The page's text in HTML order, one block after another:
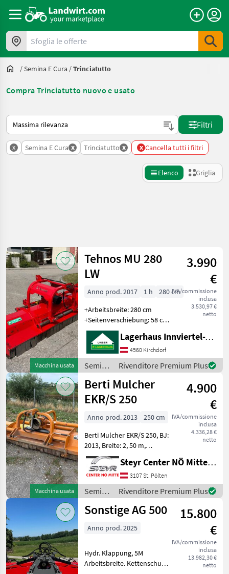
Sfoglia le offerte
/Semina E Cura /Trinciatutto
Compra Trinciatutto nuovo e usato
Ecco come viene ordinato su Landwirt.com
Filtri
x Semina E Cura x Trinciatutto x x Cancella tutti i filtri
Elenco Griglia
ricerca
Categoria 3 Paese
PERCORSO
ATTUALE
Settore
agricolo
Semina
E Cura
Trinciatutto
SCEGLI
CATEGORIA
Sonstige
58
Tehnos
25
Vigolo
20
Berti
14
Ino
11
Mostra
tutti
Reimposta
Mostra
205
risultati
Macchina usata
Tehnos MU 280
LW
3.990
€
IVA/commissione
inclusa
3.530,97 €
netto
Anno prod. 2017 1 h
280 cm
+Arbeitsbreite: 280 cm
+Seitenverschiebung: 58 cm
+Anzahl der Keilriemen: 5
Stück +Anzahl der Schlegel
(Hammerschlegel): 26 Stück
+Empfohlene Traktorleis
Lagerhaus Innviertel-Traunviertel-Urfahr eGen, Kirchdorf
4560 Kirchdorf
Semina
e cura /
Tehnos
Rivenditore Premium Plus
Macchina usata
Berti Mulcher
EKR/S 250
4.900
€
IVA/commissione
inclusa
4.336,28 €
netto
Anno prod. 2013
250 cm
Berti Mulcher EKR/S 250, BJ:
2013, Breite: 2, 50 m,
hydraulischer
Seitenverschub,
Hammerschlegel,
Gelenkwelle, Standort: RLH
Tulln, Ansprechpartner:
Gerhard Wagner Ti
Steyr Center NÖ Mitte Landmaschinentechnik GmbH
3107 St. Pölten
Semina
e cura /
Berti
Rivenditore Premium Plus
Sonstige AG 500
15.800
€
IVA/commissione
inclusa
13.982,30 €
netto
Anno prod. 2025
Hydr. Klappung, 5M
Arbeitsbreite. Kettenschutz,